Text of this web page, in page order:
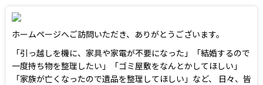
ホームページへご訪問いただき、ありがとうございます。
「引っ越しを機に、家具や家電が不要になった」「結婚するので
一度持ち物を整理したい」「ゴミ屋敷をなんとかしてほしい」
「家族が亡くなったので遺品を整理してほしい」など、 日々、皆